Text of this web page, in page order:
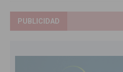
PUBLICIDAD